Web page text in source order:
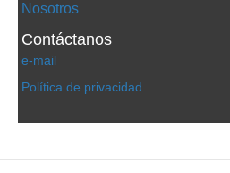
Nosotros
Contáctanos
e-mail
Política de privacidad